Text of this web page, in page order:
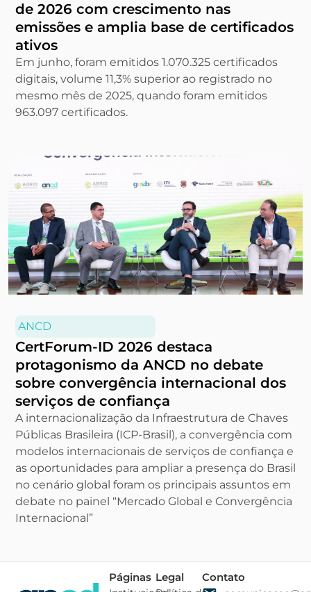
de 2026 com crescimento nas
emissões e amplia base de certificados
ativos
Em junho, foram emitidos 1.070.325 certificados
digitais, volume 11,3% superior ao registrado no
mesmo mês de 2025, quando foram emitidos
963.097 certificados.
ANCD
CertForum-ID 2026 destaca
protagonismo da ANCD no debate
sobre convergência internacional dos
serviços de confiança
A internacionalização da Infraestrutura de Chaves
Públicas Brasileira (ICP-Brasil), a convergência com
modelos internacionais de serviços de confiança e
as oportunidades para ampliar a presença do Brasil
no cenário global foram os principais assuntos em
debate no painel “Mercado Global e Convergência
Internacional”
Páginas Legal Contato